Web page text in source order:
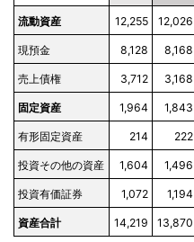
流動資産 12,255 12,026
現預金 8,128 8,168
売上債権 3,712 3,168
固定資産 1,964 1,843
有形固定資産 214 222
投資その他の資産 1,604 1,496
投資有価証券 1,072 1,194
資産合計 14,219 13,870